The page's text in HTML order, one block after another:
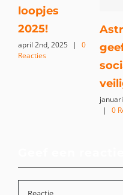
loopjes
2025!
april 2nd, 2025 |
0
Reacties
|
0
Reactie